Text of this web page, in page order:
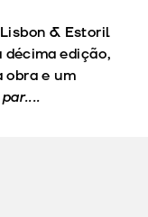
& Estoril
décima edição,
e um